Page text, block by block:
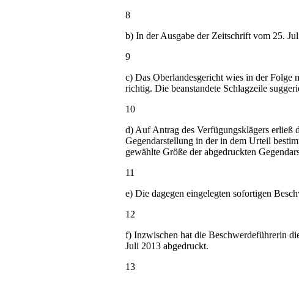
8
b) In der Ausgabe der Zeitschrift vom 25.
9
c) Das Oberlandesgericht wies in der Folge
richtig. Die beanstandete Schlagzeile
10
d) Auf Antrag des Verfügungsklägers erließ
Gegendarstellung in der in dem Urteil
gewählte Größe der abgedruckten
11
e) Die dagegen eingelegten sofortigen
12
f) Inzwischen hat die Beschwerdeführerin
Juli 2013 abgedruckt.
13